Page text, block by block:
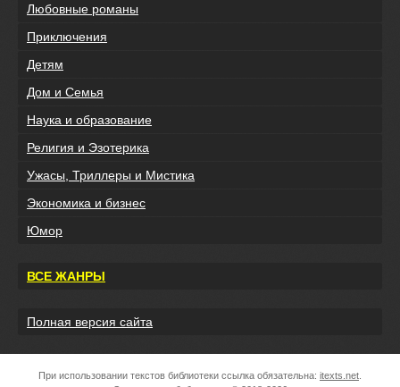
Любовные романы
Приключения
Детям
Дом и Семья
Наука и образование
Религия и Эзотерика
Ужасы, Триллеры и Мистика
Экономика и бизнес
Юмор
ВСЕ ЖАНРЫ
Полная версия сайта
При использовании текстов библиотеки ссылка обязательна: itexts.net